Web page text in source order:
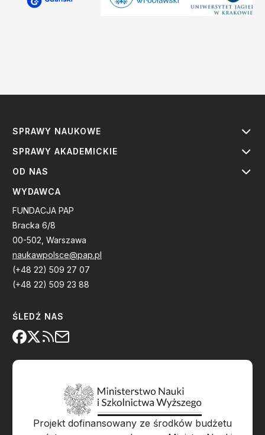
SPRAWY NAUKOWE
SPRAWY AKADEMICKIE
OD NAS
WYDAWCA
FUNDACJA PAP
Bracka 6/8
00-502, Warszawa
naukawpolsce@pap.pl
(+48 22) 509 27 07
(+48 22) 509 23 88
ŚLEDŹ NAS
Projekt dofinansowany ze środków budżetu